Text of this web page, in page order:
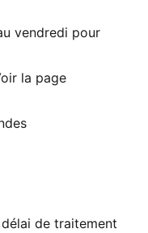
motif Wing
enveloppant
enfants de
vendredi pour
la page
de traitement